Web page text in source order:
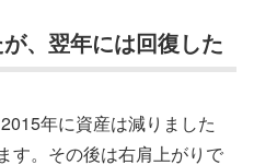
、翌年には回復した
年に資産は減りました
す。その後は右肩上がりで